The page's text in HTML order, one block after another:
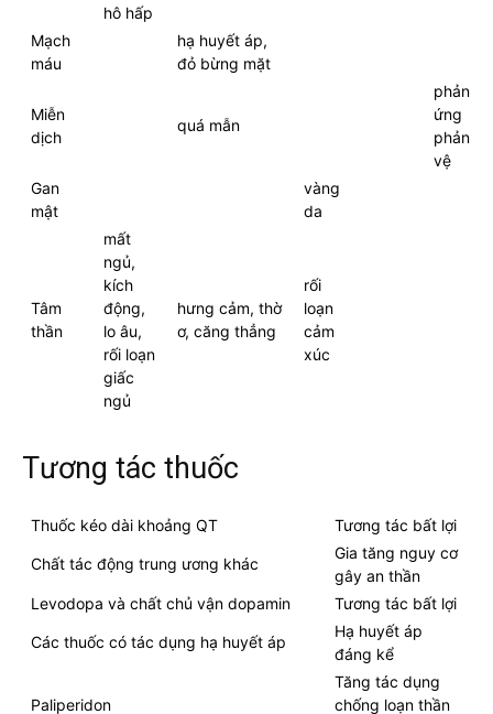
hô hấp
Mạch
máu
hạ huyết áp,
đỏ bừng mặt
Miễn
dịch
quá mẫn
phản
ứng
phản
vệ
Gan
mật
vàng
da
Tâm
thần
mất
ngủ,
kích
động,
lo âu,
rối loạn
giấc
ngủ
hưng cảm, thờ
ơ, căng thẳng
rối
loạn
cảm
xúc
Tương tác thuốc
Thuốc kéo dài khoảng QT Tương tác bất lợi
Chất tác động trung ương khác
Gia tăng nguy cơ
gây an thần
Levodopa và chất chủ vận dopamin
Tương tác bất lợi
Các thuốc có tác dụng hạ huyết áp
Hạ huyết áp
đáng kể
Paliperidon
Tăng tác dụng
chống loạn thần